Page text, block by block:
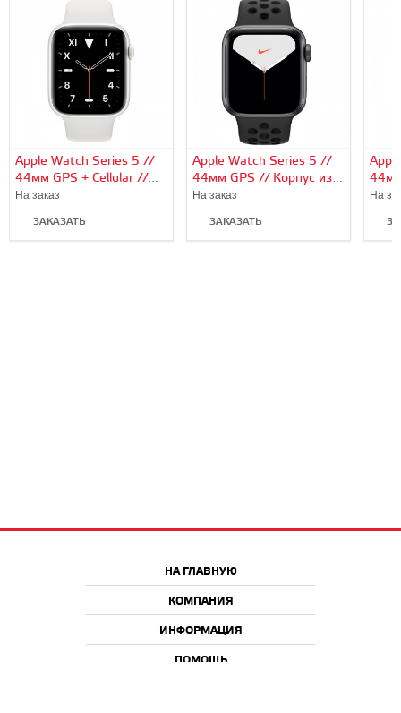
Apple Watch Series 5 //
44мм GPS + Cellular //
Корпус из керамики,
белого цвета
На заказ
ЗАКАЗАТЬ
Apple Watch Series 5 //
44мм GPS // Корпус из
алюминия цвета «серый
ремешок Nike цвета
На заказ
ЗАКАЗАТЬ
На
НА ГЛАВНУЮ
КОМПАНИЯ
ИНФОРМАЦИЯ
ПОМОЩЬ